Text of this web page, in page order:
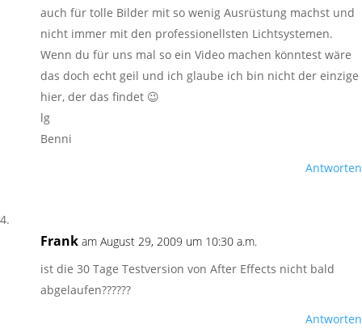
auch für tolle Bilder mit so wenig Ausrüstung machst und
nicht immer mit den professionellsten Lichtsystemen.
Wenn du für uns mal so ein Video machen könntest wäre
das doch echt geil und ich glaube ich bin nicht der einzige
hier, der das findet 😉
lg
Benni
Antworten
Frank am August 29, 2009 um 10:30 a.m.
ist die 30 Tage Testversion von After Effects nicht bald
abgelaufen??????
Antworten